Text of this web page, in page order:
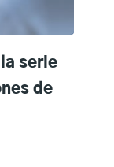
serie
de